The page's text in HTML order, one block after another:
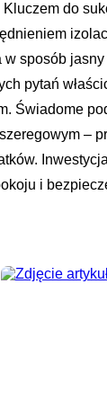
do
w sposób
pytań
Świadome
–
i